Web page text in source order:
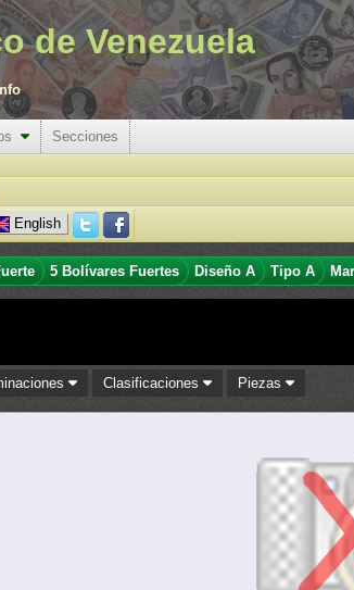
de Venezuela
Secciones
English
5 Bolívares Fuertes Diseño A Tipo A
Clasificaciones Piezas